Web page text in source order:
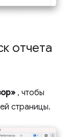
отчета
, чтобы
страницы.